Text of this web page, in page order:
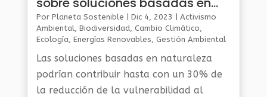
naturaleza
Por Planeta Sostenible Dic 4, 2023
Activismo
Ambiental, Biodiversidad, Cambio Climático,
Ecología, Energías Renovables, Gestión Ambiental
Al Día,Planeta Verde
Las soluciones basadas en naturaleza
podrían contribuir hasta con un 30% de
la reducción de la vulnerabilidad al